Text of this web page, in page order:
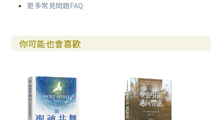
更多常見問題FAQ
你可能也會喜歡